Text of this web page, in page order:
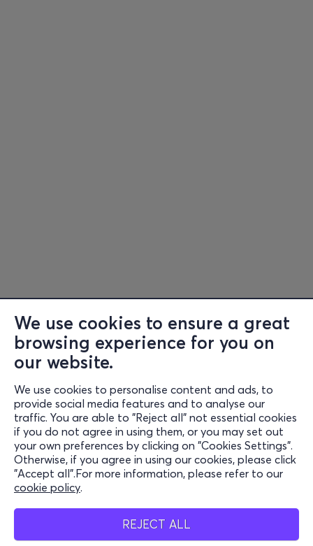
We use cookies to ensure a great
browsing experience for you on
our website.
We use cookies to personalise content and ads, to
provide social media features and to analyse our
traffic. You are able to "Reject all" not essential cookies
if you do not agree in using them, or you may set out
your own preferences by clicking on "Cookies Settings".
Otherwise, if you agree in using our cookies, please click
"Accept all".For more information, please refer to our
cookie policy.
REJECT ALL
Information
Support
Stay Connected
Mobile App